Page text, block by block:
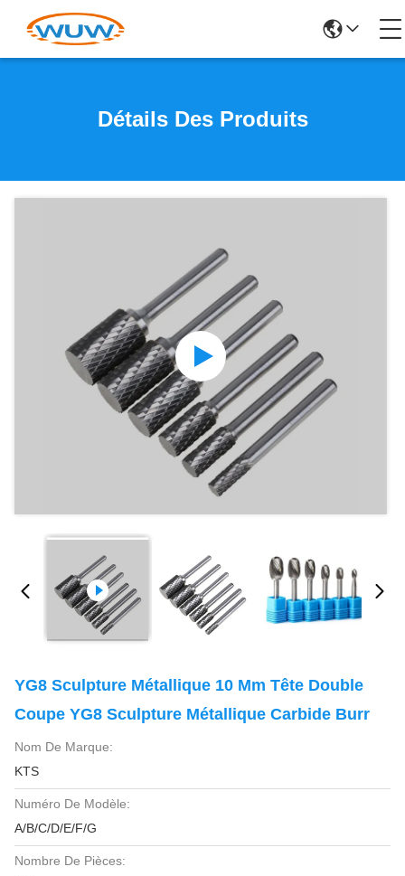
Détails Des Produits
YG8 Sculpture Métallique 10 Mm Tête Double
Coupe YG8 Sculpture Métallique Carbide Burr
Nom De Marque:
KTS
Numéro De Modèle:
A/B/C/D/E/F/G
Nombre De Pièces: